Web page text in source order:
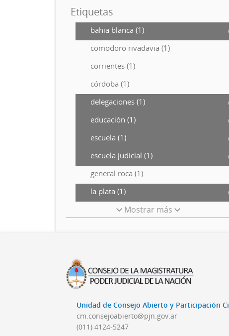
Etiquetas
bahia blanca (1)
comodoro rivadavia (1)
corrientes (1)
córdoba (1)
delegaciones (1)
educación (1)
escuela (1)
escuela judicial (1)
general roca (1)
la plata (1)
Mostrar más
Unidad de Consejo Abierto y Participación
cm.consejoabierto@pjn.gov.ar
(011) 4124-5247